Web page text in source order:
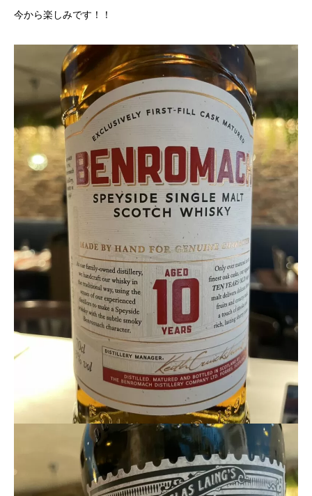
今から楽しみです！！